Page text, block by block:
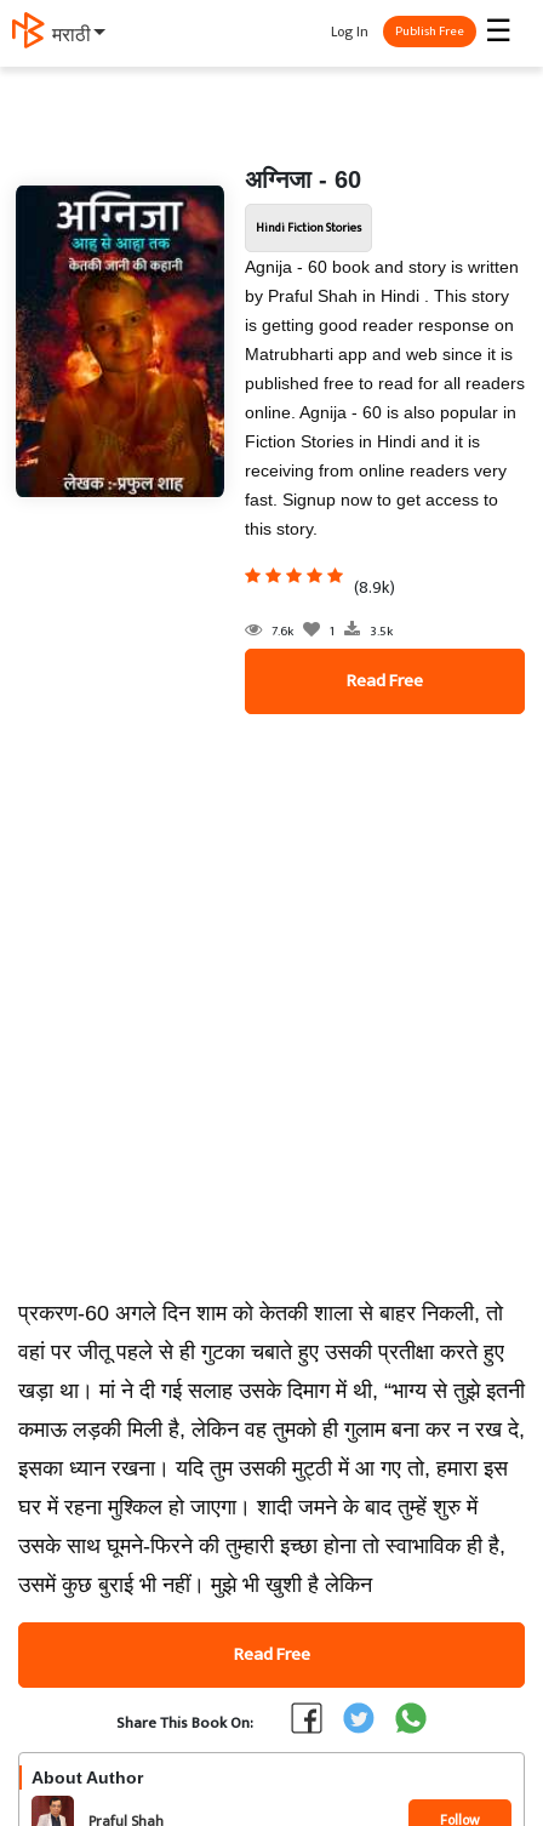
मराठी ☰
Log In Publish Free
अग्निजा - 60
Hindi Fiction Stories
Agnija - 60 book and story is written
by Praful Shah in Hindi . This story
is getting good reader response on
Matrubharti app and web since it is
published free to read for all readers
online. Agnija - 60 is also popular in
Fiction Stories in Hindi and it is
receiving from online readers very
fast. Signup now to get access to
this story.
(8.9k)
7.6k 1 3.5k
Read Free
प्रकरण-60 अगले दिन शाम को केतकी शाला से बाहर निकली, तो
वहां पर जीतू पहले से ही गुटका चबाते हुए उसकी प्रतीक्षा करते हुए
खड़ा था। मां ने दी गई सलाह उसके दिमाग में थी, “भाग्य से तुझे इतनी
कमाऊ लड़की मिली है, लेकिन वह तुमको ही गुलाम बना कर न रख दे,
इसका ध्यान रखना। यदि तुम उसकी मुट्ठी में आ गए तो, हमारा इस
घर में रहना मुश्किल हो जाएगा। शादी जमने के बाद तुम्हें शुरु में
उसके साथ घूमने-फिरने की तुम्हारी इच्छा होना तो स्वाभाविक ही है,
उसमें कुछ बुराई भी नहीं। मुझे भी खुशी है लेकिन
Read Free
Share This Book On:
About Author
Praful Shah Follow